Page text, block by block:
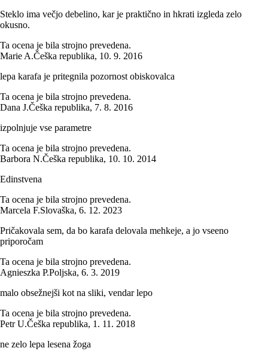
Steklo ima večjo debelino, kar je praktično in hkrati izgleda zelo
okusno.
Ta ocena je bila strojno prevedena.
Marie A.Češka republika, 10. 9. 2016
lepa karafa je pritegnila pozornost obiskovalca
Ta ocena je bila strojno prevedena.
Dana J.Češka republika, 7. 8. 2016
izpolnjuje vse parametre
Ta ocena je bila strojno prevedena.
Barbora N.Češka republika, 10. 10. 2014
Edinstvena
Ta ocena je bila strojno prevedena.
Marcela F.Slovaška, 6. 12. 2023
Pričakovala sem, da bo karafa delovala mehkeje, a jo vseeno
priporočam
Ta ocena je bila strojno prevedena.
Agnieszka P.Poljska, 6. 3. 2019
malo obsežnejši kot na sliki, vendar lepo
Ta ocena je bila strojno prevedena.
Petr U.Češka republika, 1. 11. 2018
ne zelo lepa lesena žoga